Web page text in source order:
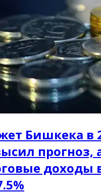
Бишкека в
прогноз,
доходы